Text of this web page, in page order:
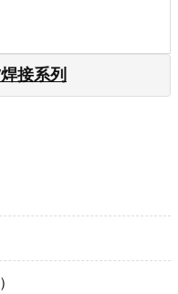
接系列